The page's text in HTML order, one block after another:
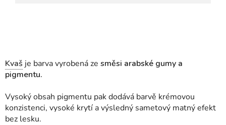
Kvaš je barva vyrobená ze směsi arabské gumy a
pigmentu.
Vysoký obsah pigmentu pak dodává barvě krémovou
konzistenci, vysoké krytí a výsledný sametový matný efekt
bez lesku.